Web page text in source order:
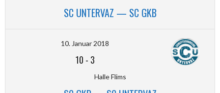
SC UNTERVAZ — SC GKB
10. Januar 2018
10 - 3
Halle Flims